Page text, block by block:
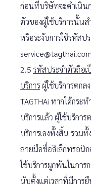
ก่อนที่บริษัทจะดำเนิน
ตัวของผู้ใช้บริการนั้นส
หรือระงับการใช้รหัสป
service@tagthai.com
2.5 รหัสประจำตัวถือ
บริการผู้ใช้บริการตกล
TAGTHAi หากได้กระ
บริการแล้ว ผู้ใช้บริกา
บริการเองทั้งสิ้น รวมทั้
ลายมือชื่ออิเล็กทรอนิ
ใช้บริการผูกพันในกา
นับตั้งแต่เวลาที่มีการ